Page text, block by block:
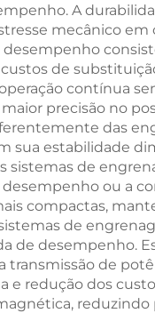
A
mecânico
de
contínua
precisão no
das
sua estabilidade
sistemas de
ou a
compactas,
de
de desempenho.
transmissão de
e redução dos